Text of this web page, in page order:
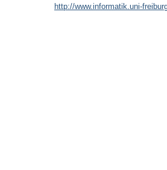
http://www.informatik.uni-